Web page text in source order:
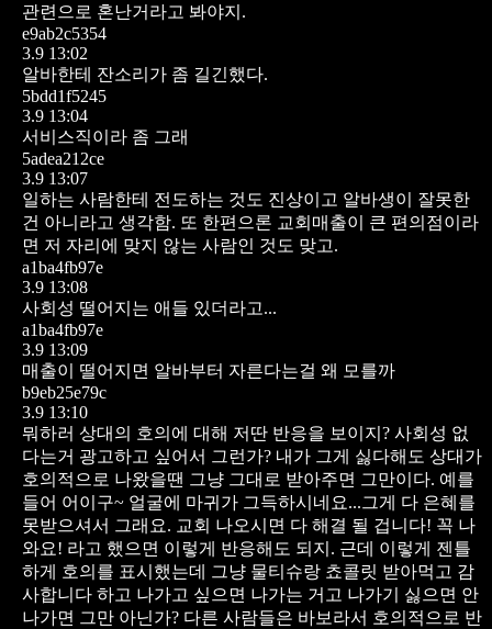
관련으로 혼난거라고 봐야지.
e9ab2c5354
3.9 13:02
알바한테 잔소리가 좀 길긴했다.
5bdd1f5245
3.9 13:04
서비스직이라 좀 그래
5adea212ce
3.9 13:07
일하는 사람한테 전도하는 것도 진상이고 알바생이 잘못한
건 아니라고 생각함. 또 한편으론 교회매출이 큰 편의점이라
면 저 자리에 맞지 않는 사람인 것도 맞고.
a1ba4fb97e
3.9 13:08
사회성 떨어지는 애들 있더라고...
a1ba4fb97e
3.9 13:09
매출이 떨어지면 알바부터 자른다는걸 왜 모를까
b9eb25e79c
3.9 13:10
뭐하러 상대의 호의에 대해 저딴 반응을 보이지? 사회성 없
다는거 광고하고 싶어서 그런가? 내가 그게 싫다해도 상대가
호의적으로 나왔을땐 그냥 그대로 받아주면 그만이다. 예를
들어 어이구~ 얼굴에 마귀가 그득하시네요...그게 다 은혜를
못받으셔서 그래요. 교회 나오시면 다 해결 될 겁니다! 꼭 나
와요! 라고 했으면 이렇게 반응해도 되지. 근데 이렇게 젠틀
하게 호의를 표시했는데 그냥 물티슈랑 쵸콜릿 받아먹고 감
사합니다 하고 나가고 싶으면 나가는 거고 나가기 싫으면 안
나가면 그만 아닌가? 다른 사람들은 바보라서 호의적으로 반